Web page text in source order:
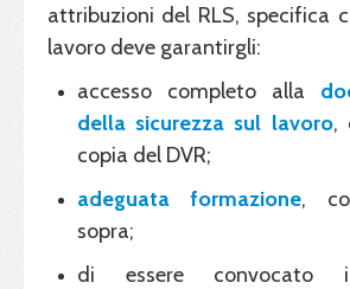
attribuzioni del RLS, specifica
lavoro deve garantirgli:
accesso completo alla
della sicurezza sul lavoro,
copia del DVR;
adeguata formazione,
sopra;
di essere convocato